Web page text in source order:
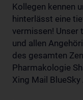
Kollegen kennen
hinterlässt eine
vermissen! Unser
und allen
des gesamten
Pharmakologie
Xing Mail BlueSky